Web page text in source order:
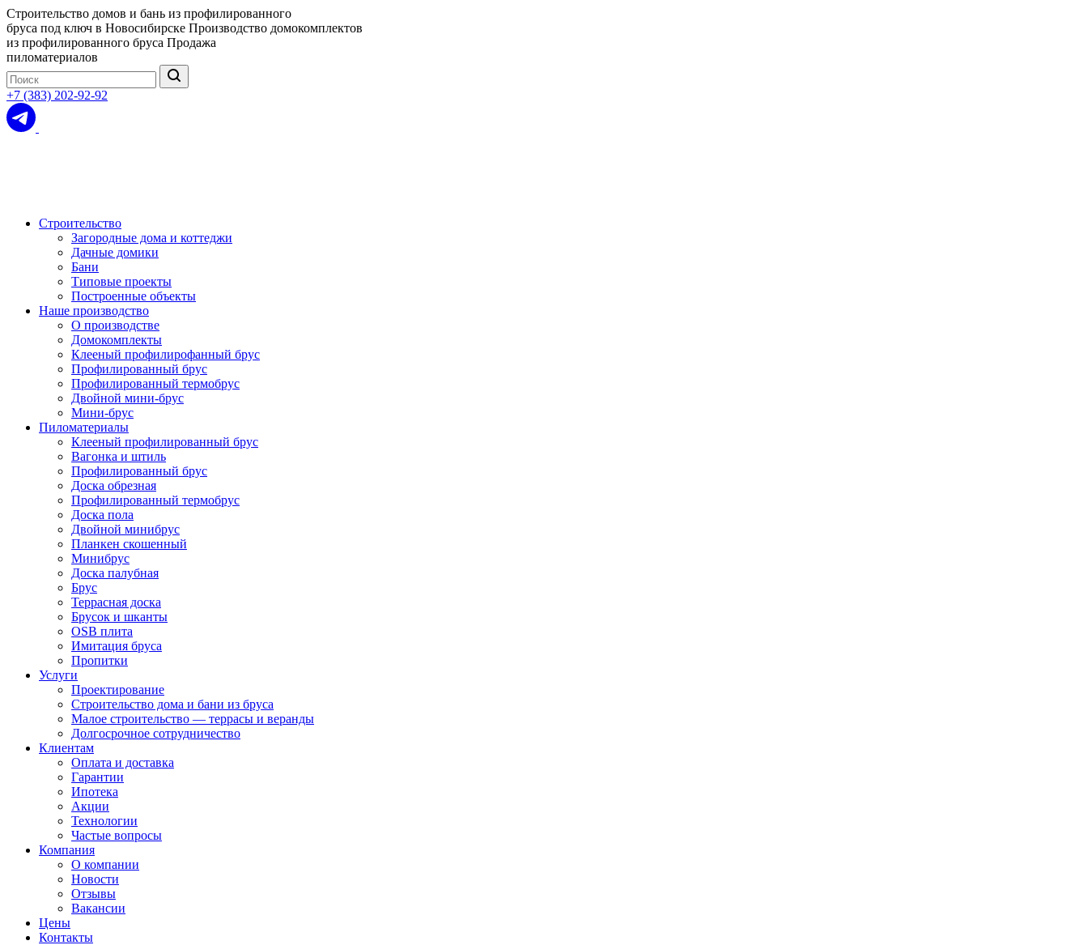
Строительство домов и бань из профилированного
бруса под ключ в Новосибирске Производство домокомплектов
из профилированного бруса Продажа
пиломатериалов
+7 (383) 202-92-92
Строительство
Загородные дома и коттеджи
Дачные домики
Бани
Типовые проекты
Построенные объекты
Наше производство
О производстве
Домокомплекты
Клееный профилирофанный брус
Профилированный брус
Профилированный термобрус
Двойной мини-брус
Мини-брус
Пиломатериалы
Клееный профилированный брус
Вагонка и штиль
Профилированный брус
Доска обрезная
Профилированный термобрус
Доска пола
Двойной минибрус
Планкен скошенный
Минибрус
Доска палубная
Брус
Террасная доска
Брусок и шканты
OSB плита
Имитация бруса
Пропитки
Услуги
Проектирование
Строительство дома и бани из бруса
Малое строительство — террасы и веранды
Долгосрочное сотрудничество
Клиентам
Оплата и доставка
Гарантии
Ипотека
Акции
Технологии
Частые вопросы
Компания
О компании
Новости
Отзывы
Вакансии
Цены
Контакты